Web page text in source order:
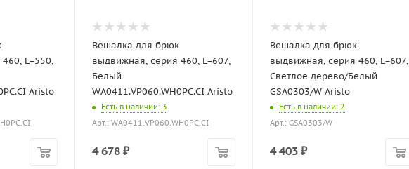
L=550,
Aristo
Вешалка для брюк
выдвижная, серия 460, L=607,
Белый
WA0411.VP060.WH0PC.CI Aristo
Есть в наличии: 3
Арт.: WA0411.VP060.WH0PC.CI
4 678 ₽
Вешалка для брюк
выдвижная, серия 460, L=607,
Светлое дерево/Белый
GSA0303/W Aristo
Есть в наличии: 2
Арт.: GSA0303/W
4 403 ₽